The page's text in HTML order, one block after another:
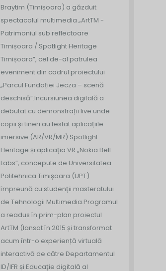
Braytim (Timișoara) a găzduit
spectacolul multimedia „ArtTM -
Patrimoniul sub reflectoare
Timișoara / Spotlight Heritage
Timișoara”, cel de-al patrulea
eveniment din cadrul proiectului
„Parcul Fundației Jecza – scenă
deschisă”.Incursiunea digitală a
debutat cu demonstrații live unde
copii și tineri au testat aplicațiile
imersive (AR/VR/MR) Spotlight
Heritage și aplicația VR „Nokia Bell
Labs”, concepute de Universitatea
Politehnica Timișoara (UPT)
împreună cu studenții masteratului
de Tehnologii Multimedia.Programul
a readus în prim-plan proiectul
ArtTM (lansat în 2015 și transformat
acum într-o experiență virtuală
interactivă de către Departamentul
ID/IFR și Educație digitală al